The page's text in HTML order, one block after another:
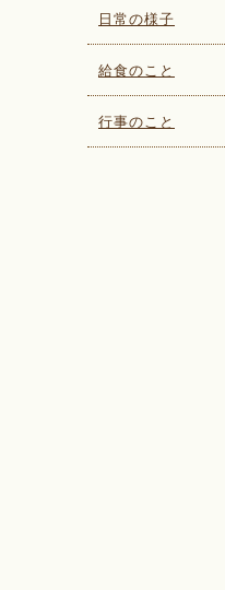
日常の様子
給食のこと
行事のこと